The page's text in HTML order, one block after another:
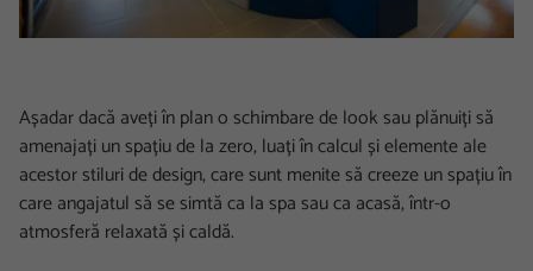
Așadar dacă aveți în plan o schimbare de look sau plănuiți să
amenajați un spațiu de la zero, luați în calcul și elemente ale
acestor stiluri de design, care sunt menite să creeze un spațiu în
care angajatul să se simtă ca la spa sau ca acasă, într-o
atmosferă relaxată și caldă.